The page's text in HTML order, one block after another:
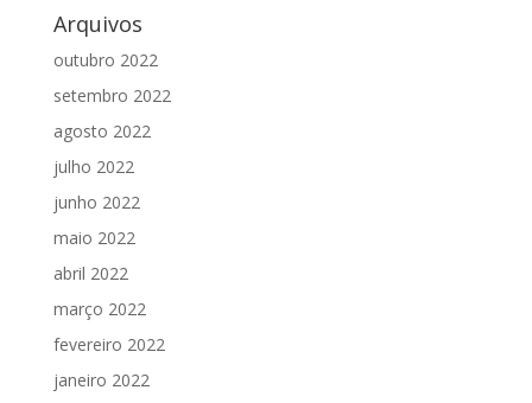
Arquivos
outubro 2022
setembro 2022
agosto 2022
julho 2022
junho 2022
maio 2022
abril 2022
março 2022
fevereiro 2022
janeiro 2022